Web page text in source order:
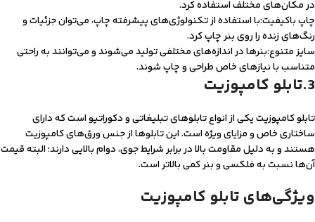
در مکان‌های مختلف استفاده کرد.
چاپ باکیفیت:با استفاده از تکنولوژی‌های پیشرفته چاپ، می‌توان جزئیات و
رنگ‌های زنده را روی بنر چاپ کرد.
سایز متنوع:بنرها در اندازه‌های مختلفی تولید می‌شوند و می‌توانند به راحتی
متناسب با نیازهای خاص طراحی و چاپ شوند.
3.تابلو کامپوزیت
تابلو کامپوزیت یکی از انواع تابلوهای تبلیغاتی و دکوراتیو است که دارای
ساختاری خاص و مزایای ویژه است. این تابلوها از جنس ورق‌های کامپوزیت
هستند و به دلیل مقاومت بالا در برابر شرایط جوی، دوام بالایی دارند؛ البته قیمت
آن‌ها نسبت به فلکسی و بنر کمی بالاتر است.
ویژگی‌های تابلو کامپوزیت